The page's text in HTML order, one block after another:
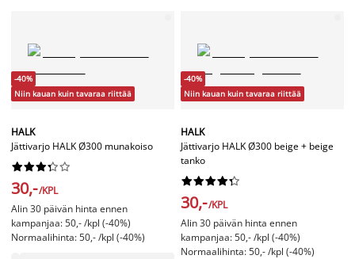
-40%
Niin kauan kuin tavaraa riittää
HALK
Jättivarjo HALK Ø300 munakoiso






30,-/KPL
Alin 30 päivän hinta ennen
kampanjaa: 50,- /kpl (-40%)
Normaalihinta: 50,- /kpl (-40%)
-40%
Niin kauan kuin tavaraa riittää
HALK
Jättivarjo HALK Ø300 beige + beige
tanko






30,-/KPL
Alin 30 päivän hinta ennen
kampanjaa: 50,- /kpl (-40%)
Normaalihinta: 50,- /kpl (-40%)